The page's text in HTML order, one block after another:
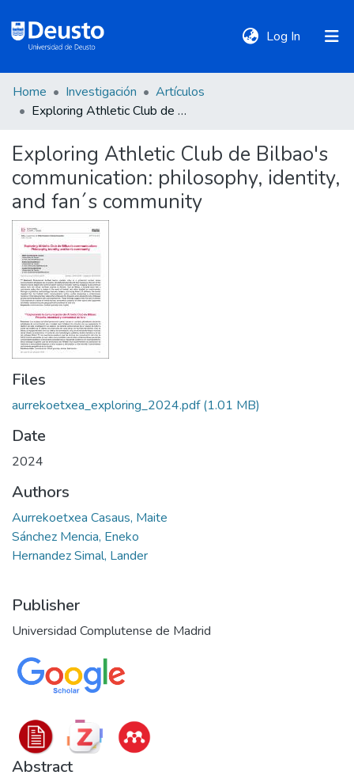
Log In (current)
DeustoTeka
Communities
&
Collections
All of DSpace
Statistics
Policies
Home Investigación
Artículos
Exploring Athletic Club de Bilbao's communication: philosophy, identity, and fan´s community
Exploring Athletic Club de Bilbao's
communication: philosophy, identity,
and fan´s community
Files
aurrekoetxea_exploring_2024.pdf(1.01 MB)
Date
2024
Authors
Aurrekoetxea Casaus, Maite
Sánchez Mencia, Eneko
Hernandez Simal, Lander
Publisher
Universidad Complutense de Madrid
Abstract